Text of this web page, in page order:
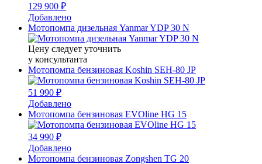
129 900 ₽
Добавлено
Мотопомпа дизельная Yanmar YDP 30 N
Цену следует уточнить
у консультанта
Мотопомпа бензиновая Koshin SEH-80 JP
51 990 ₽
Добавлено
Мотопомпа бензиновая EVOline HG 15
34 990 ₽
Добавлено
Мотопомпа бензиновая Zongshen TG 20